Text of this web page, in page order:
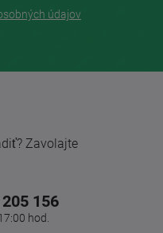
údajov
Zavolajte
156
hod.